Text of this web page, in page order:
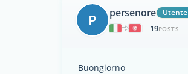
P persenore
Utente
|
19POSTS
Buongiorno